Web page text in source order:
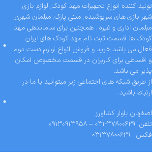
تولید کننده انواع تجهیزات مهد کودک, لوازم بازی
شهر بازی های سرپوشیده, مینی پارک, مبلمان شهری,
مبلمان اداری و غیره . همچنین برای ساماندهی مهد
کودک ها قسمت ثبت نام مهد کودک های ایران
فعال می باشد خرید و فروش انواع لوازم دست دوم
و اقساطی برای کاربران در قسمت مخصوص امکان
پذیر می باشد.
از طریق شبکه های اجتماعی زیر میتوانید با ما در
ارتباط باشید.
اصفهان بلوار کشاورز
تلفن: ۳۷۸۰۰۶۲۹-۰۳۱ – ۰۹۱۳۰۹۱۳۹۵۸
فکس : ۰۳۱۳۷۸۰۰۶۲۹